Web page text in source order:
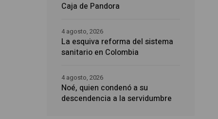
Caja de Pandora
La esquiva reforma del sistema
sanitario en Colombia
4 agosto, 2026
Noé, quien condenó a su
descendencia a la servidumbre
4 agosto, 2026